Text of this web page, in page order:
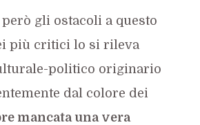
gli ostacoli a questo
più critici lo si rileva
politico originario
dal colore dei
mancata una vera